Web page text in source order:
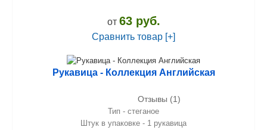
от 63 руб.
Сравнить товар [+]
Рукавица - Коллекция Английская
Отзывы (1)
Тип - стеганое
Штук в упаковке - 1 рукавица